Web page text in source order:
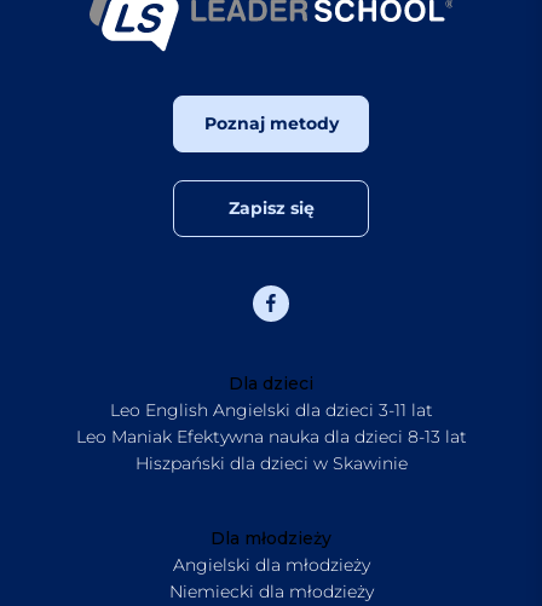
Poznaj metody
Zapisz się
Dla dzieci
Leo English Angielski dla dzieci 3-11 lat
Leo Maniak Efektywna nauka dla dzieci 8-13 lat
Hiszpański dla dzieci w Skawinie
Dla młodzieży
Angielski dla młodzieży
Niemiecki dla młodzieży